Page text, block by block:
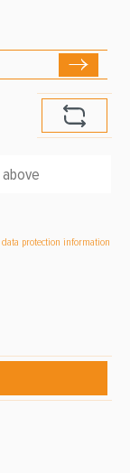
data protection information